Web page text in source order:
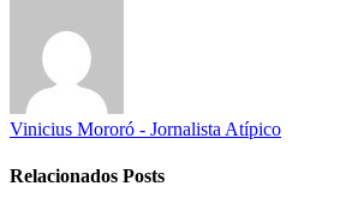
Vinicius Mororó - Jornalista Atípico
Relacionados Posts